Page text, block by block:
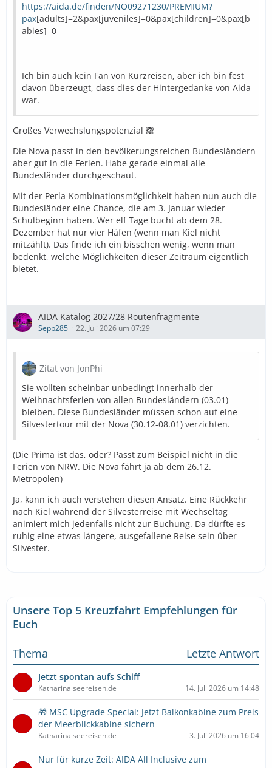
https://aida.de/finden/NO09271230/PREMIUM?
pax[adults]=2&pax[juveniles]=0&pax[children]=0&pax[b
abies]=0
Ich bin auch kein Fan von Kurzreisen, aber ich bin fest
davon überzeugt, dass dies der Hintergedanke von Aida
war.
Großes Verwechslungspotenzial 🙈
Die Nova passt in den bevölkerungsreichen Bundesländern
aber gut in die Ferien. Habe gerade einmal alle
Bundesländer durchgeschaut.
Mit der Perla-Kombinationsmöglichkeit haben nun auch die
Bundesländer eine Chance, die am 3. Januar wieder
Schulbeginn haben. Wer elf Tage bucht ab dem 28.
Dezember hat nur vier Häfen (wenn man Kiel nicht
mitzählt). Das finde ich ein bisschen wenig, wenn man
bedenkt, welche Möglichkeiten dieser Zeitraum eigentlich
bietet.
AIDA Katalog 2027/28 Routenfragmente
Sepp285 22. Juli 2026 um 07:29
Zitat von JonPhi
Sie wollten scheinbar unbedingt innerhalb der
Weihnachtsferien von allen Bundesländern (03.01)
bleiben. Diese Bundesländer müssen schon auf eine
Silvestertour mit der Nova (30.12-08.01) verzichten.
(Die Prima ist das, oder? Passt zum Beispiel nicht in die
Ferien von NRW. Die Nova fährt ja ab dem 26.12.
Metropolen)
Ja, kann ich auch verstehen diesen Ansatz. Eine Rückkehr
nach Kiel während der Silvesterreise mit Wechseltag
animiert mich jedenfalls nicht zur Buchung. Da dürfte es
ruhig eine etwas längere, ausgefallene Reise sein über
Silvester.
Unsere Top 5 Kreuzfahrt Empfehlungen für
Euch
Thema
Letzte Antwort
Jetzt spontan aufs Schiff
Katharina seereisen.de 14. Juli 2026 um 14:48
🎁 MSC Upgrade Special: Jetzt Balkonkabine zum Preis
der Meerblickkabine sichern
Katharina seereisen.de 3. Juli 2026 um 16:04
Nur für kurze Zeit: AIDA All Inclusive zum